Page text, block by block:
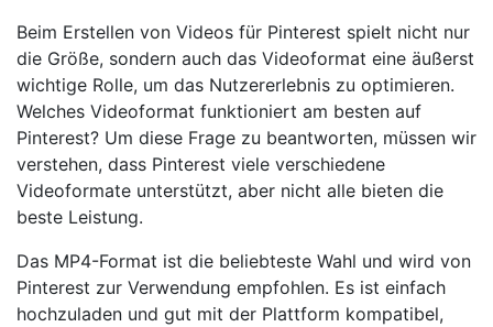
Beim Erstellen von Videos für Pinterest spielt nicht nur
die Größe, sondern auch das Videoformat eine äußerst
wichtige Rolle, um das Nutzererlebnis zu optimieren.
Welches Videoformat funktioniert am besten auf
Pinterest? Um diese Frage zu beantworten, müssen wir
verstehen, dass Pinterest viele verschiedene
Videoformate unterstützt, aber nicht alle bieten die
beste Leistung.
Das MP4-Format ist die beliebteste Wahl und wird von
Pinterest zur Verwendung empfohlen. Es ist einfach
hochzuladen und gut mit der Plattform kompatibel,